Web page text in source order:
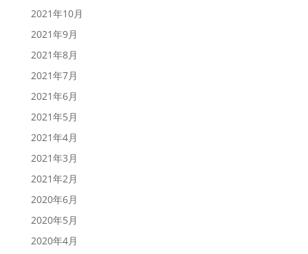
2021年10月
2021年9月
2021年8月
2021年7月
2021年6月
2021年5月
2021年4月
2021年3月
2021年2月
2020年6月
2020年5月
2020年4月